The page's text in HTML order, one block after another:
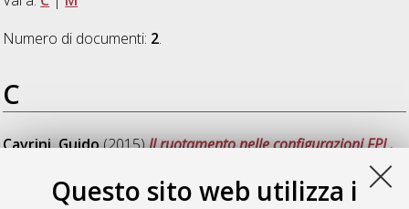
Questo sito web utilizza i
Numero di documenti: 2.
C
Cavrini, Guido(2015)Il ruotamento nelle configurazioni FPL.
Matematica
[L-DM270]